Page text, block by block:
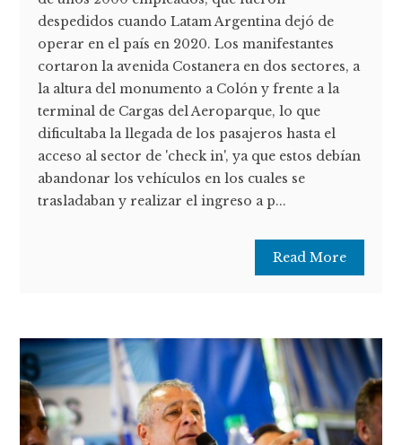
despedidos cuando Latam Argentina dejó de
operar en el país en 2020. Los manifestantes
cortaron la avenida Costanera en dos sectores, a
la altura del monumento a Colón y frente a la
terminal de Cargas del Aeroparque, lo que
dificultaba la llegada de los pasajeros hasta el
acceso al sector de 'check in', ya que estos debían
abandonar los vehículos en los cuales se
trasladaban y realizar el ingreso a p...
Read More